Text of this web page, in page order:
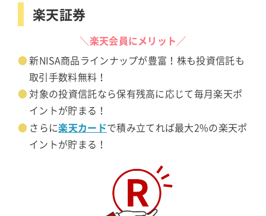
楽天証券
＼楽天会員にメリット／
新NISA商品ラインナップが豊富！株も投資信託も
取引手数料無料！
対象の投資信託なら保有残高に応じて毎月楽天ポ
イントが貯まる！
さらに楽天カードで積み立てれば最大2%の楽天ポ
イントが貯まる！